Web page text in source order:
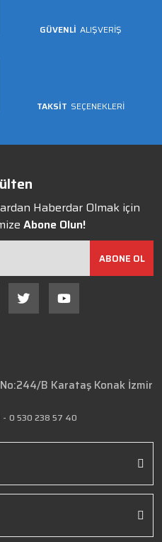
GÜVENLİ ALIŞVERİŞ
TAKSİT SEÇENEKLERİ
Haberdar Olmak için
Abone Olun!
ABONE OL
B Karataş Konak İzmir
- 0 530 238 57 40